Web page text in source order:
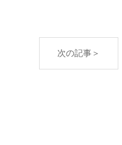
次の記事＞